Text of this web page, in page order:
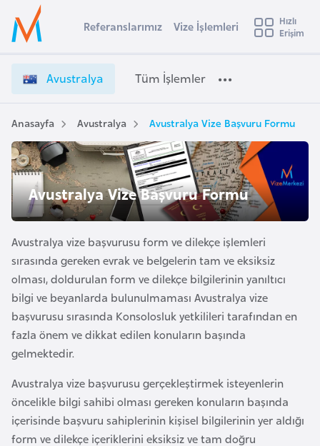
Ülke Seçimi
Başvuru yapmak istediğiniz ülkeyi seçin
Üye
Girişi
v
s
t
a
l
y
a
V
i
z
e
İ
e
m
l
e
i
e
i
Referanslarımız Vize İşlemleri
Hızlı
Erişim
Avustralya Tüm İşlemler
Anasayfa Avustralya Avustralya Vize Başvuru Formu
Avustralya Vize Başvuru Formu
Avustralya vize başvurusu form ve dilekçe işlemleri
sırasında gereken evrak ve belgelerin tam ve eksiksiz
olması, doldurulan form ve dilekçe bilgilerinin yanıltıcı
bilgi ve beyanlarda bulunulmaması Avustralya vize
başvurusu sırasında Konsolosluk yetkilileri tarafından en
fazla önem ve dikkat edilen konuların başında
gelmektedir.
Avustralya vize başvurusu gerçekleştirmek isteyenlerin
öncelikle bilgi sahibi olması gereken konuların başında
içerisinde başvuru sahiplerinin kişisel bilgilerinin yer aldığı
form ve dilekçe içeriklerini eksiksiz ve tam doğru
s
t
r
a
A
v
u
t
u
r
y
a
z
e
r
b